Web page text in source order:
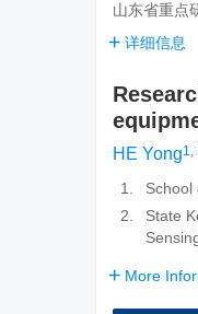
山东省重点
详细信息
HE Yong1,
1.
School
2.
State
More